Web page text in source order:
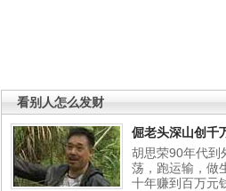
看别人怎么发财
倔老头深山创千
胡思荣90年代到
荡，跑运输，做
十年赚到百万元